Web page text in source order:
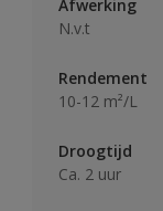
Afwerking
N.v.t
Rendement
10-12 m²/L
Droogtijd
Ca. 2 uur